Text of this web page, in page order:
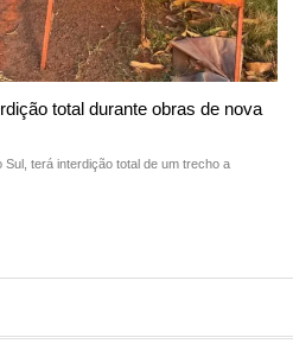
total durante obras de nova
Sul, terá interdição total de um trecho a